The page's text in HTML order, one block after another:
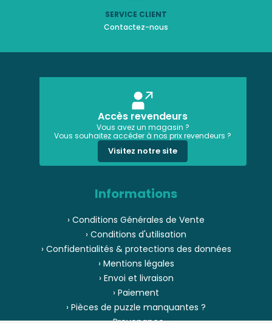
SERVICE CLIENT
Contactez-nous
Accès revendeurs
Vous avez un magasin ?
Vous souhaitez accéder à nos prix revendeurs ?
Visitez notre site
Informations
› Conditions Générales de Vente
› Conditions d'utilisation
› Confidentialités & protections des données
› Mentions légales
› Envoi et livraison
› Paiement
› Pièces de puzzle manquantes ?